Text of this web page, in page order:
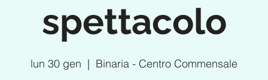
spettacolo
lun 30 gen
  |
Binaria - Centro Commensale